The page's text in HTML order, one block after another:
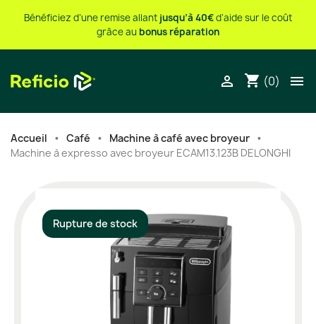
Bénéficiez d’une remise allant jusqu’à 40€d’aide sur le coût
grâce au bonus réparation
 shopping_cart (0) 
Accueil Café
Machine à café avec broyeur
Machine à expresso avec broyeur ECAM13.123B DELONGHI
Rupture de stock